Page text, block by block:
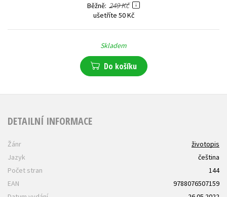
Běžně 249 Kč
ušetříte 50 Kč
Skladem
Do košíku
DETAILNÍ INFORMACE
Žánr
životopis
Jazyk
čeština
Počet stran
144
EAN
9788076507159